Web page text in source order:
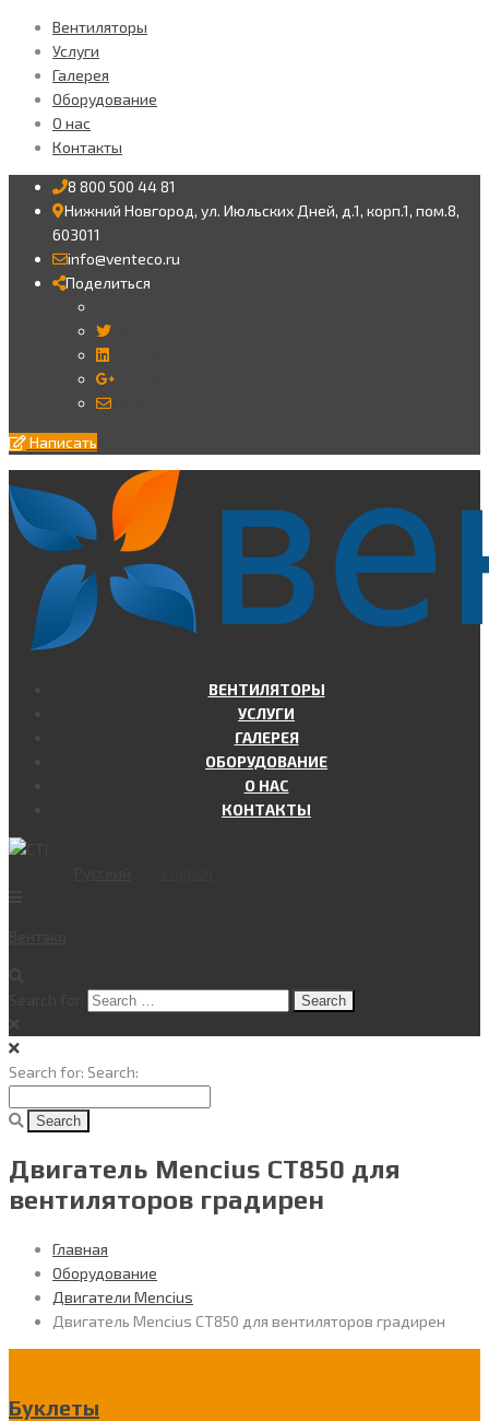
Вентиляторы
Услуги
Галерея
Оборудование
О нас
Контакты
8 800 500 44 81
Нижний Новгород, ул. Июльских Дней, д.1, корп.1, пом.8,
603011
info@venteco.ru
Поделиться
Написать
ВЕНТИЛЯТОРЫ
УСЛУГИ
ГАЛЕРЕЯ
ОБОРУДОВАНИЕ
О НАС
КОНТАКТЫ
Search for: Search:
Двигатель Mencius CT850 для
вентиляторов градирен
Главная
Оборудование
Двигатели Mencius
Двигатель Mencius CT850 для вентиляторов градирен
Буклеты